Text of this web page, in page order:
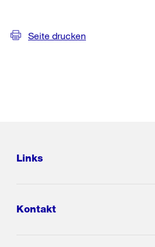
Seite drucken
Links
Kontakt